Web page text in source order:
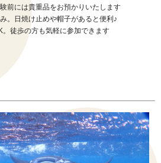
前には貴重品をお預かりいたします
。日焼け止めや帽子があると便利♪
。徒歩の方も気軽に参加できます